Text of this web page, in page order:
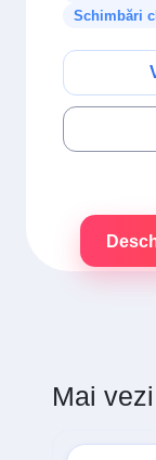
Schimbări
Mai